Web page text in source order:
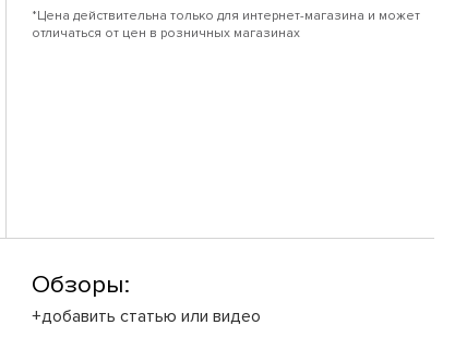
*Цена действительна только для интернет-магазина и может
отличаться от цен в розничных магазинах
Обзоры:
+добавить статью или видео